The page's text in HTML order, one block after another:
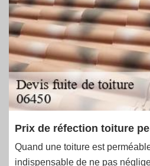
Prix de réfection toiture
Quand une toiture est
indispensable de ne pas